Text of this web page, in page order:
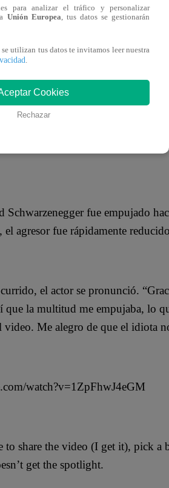
realizada en Sudáfrica. Varios
las redes sociales.
al ex gobernador de California,
un evento deportivo en
Schwarzenegger fue empujado
agresor fue rápidamente
el actor se pronunció.
que la multitud me empujaba, lo
video. Me alegro de que el idiota
watch?v=1ZpFhwJ4eGM
to share the video (I get it), pick a
get the spotlight.
para analizar el tráfico y personalizar
Unión Europea, tus datos se gestionarán
utilizan tus datos te invitamos leer nuestra
.
Cookies
Rechazar